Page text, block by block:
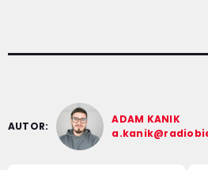
AUTOR:
ADAM KANIK